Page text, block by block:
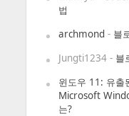
법
archmond- 블
Jungti1234- 블
윈도우 11: 유출
Microsoft
는?